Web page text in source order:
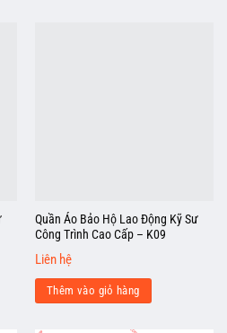
Quần Áo Bảo Hộ Lao Động Kỹ Sư
Công Trình Cao Cấp – K09
Liên hệ
Thêm vào giỏ hàng